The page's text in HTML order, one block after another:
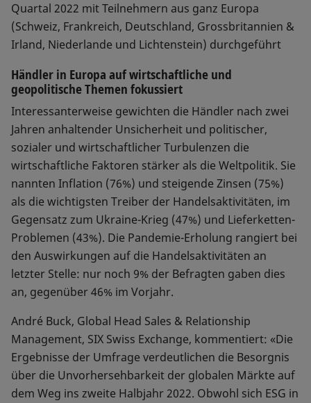
Quartal 2022 mit Teilnehmern aus ganz Europa
(Schweiz, Frankreich, Deutschland, Grossbritannien &
Irland, Niederlande und Lichtenstein) durchgeführt
Händler in Europa auf wirtschaftliche und
geopolitische Themen fokussiert
Interessanterweise gewichten die Händler nach zwei
Jahren anhaltender Unsicherheit und politischer,
sozialer und wirtschaftlicher Turbulenzen die
wirtschaftliche Faktoren stärker als die Weltpolitik. Sie
nannten Inflation (76%) und steigende Zinsen (75%)
als die wichtigsten Treiber der Handelsaktivitäten, im
Gegensatz zum Ukraine-Krieg (47%) und Lieferketten-
Problemen (43%). Die Pandemie-Erholung rangiert bei
den Auswirkungen auf die Handelsaktivitäten an
letzter Stelle: nur noch 9% der Befragten gaben dies
an, gegenüber 46% im Vorjahr.
André Buck, Global Head Sales & Relationship
Management, SIX Swiss Exchange, kommentiert: «Die
Ergebnisse der Umfrage verdeutlichen die Besorgnis
über die Unvorhersehbarkeit der globalen Märkte auf
dem Weg ins zweite Halbjahr 2022. Obwohl sich ESG in